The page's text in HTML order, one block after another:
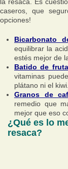
caseros, que
opciones!
Bicarbonato
equilibrar la
estés mejor de
Batido de
vitaminas
plátano ni el kiwi.
Granos de
remedio que
mejor que eso
¿Qué es lo
resaca?